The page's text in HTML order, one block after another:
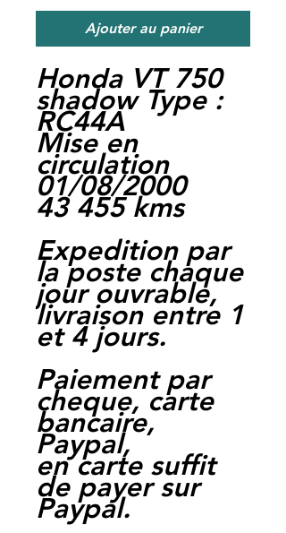
Ajouter au panier
Honda VT 750
shadow Type :
RC44A
Mise en
circulation
01/08/2000
43 455 kms
Expedition par
la poste chaque
jour ouvrable,
livraison entre 1
et 4 jours.
Paiement par
cheque, carte
bancaire,
Paypal,
en carte suffit
de payer sur
Paypal.